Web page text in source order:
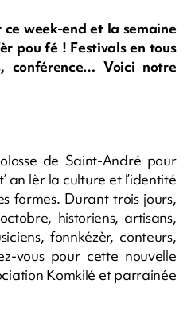
ce week-end et la semaine
pou fé ! Festivals en tous
conférence… Voici notre
de Saint-André pour
an lèr la culture et l’identité
formes. Durant trois jours,
historiens, artisans,
fonnkézèr, conteurs,
vous pour cette nouvelle
Komkilé et parrainée